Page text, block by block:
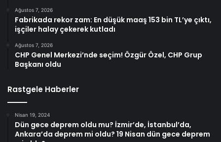
Ağustos 7, 2026
Fabrikada rekor zam: En düşük maaş 153 bin TL’ye çıktı,
işçiler halay çekerek kutladı
Ağustos 7, 2026
CHP Genel Merkezi’nde seçim! Özgür Özel, CHP Grup
Başkanı oldu
Rastgele Haberler
Nisan 19, 2024
Dün gece deprem oldu mu? İzmir’de, İstanbul’da,
Ankara’da deprem mi oldu? 19 Nisan dün gece deprem